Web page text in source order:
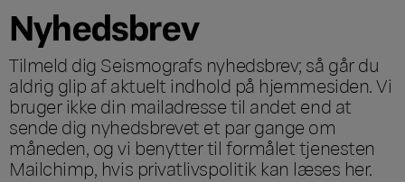
Nyhedsbrev
Tilmeld dig Seismografs nyhedsbrev; så går du
aldrig glip af aktuelt indhold på hjemmesiden. Vi
bruger ikke din mailadresse til andet end at
sende dig nyhedsbrevet et par gange om
måneden, og vi benytter til formålet tjenesten
Mailchimp, hvis privatlivspolitik kan læses her.